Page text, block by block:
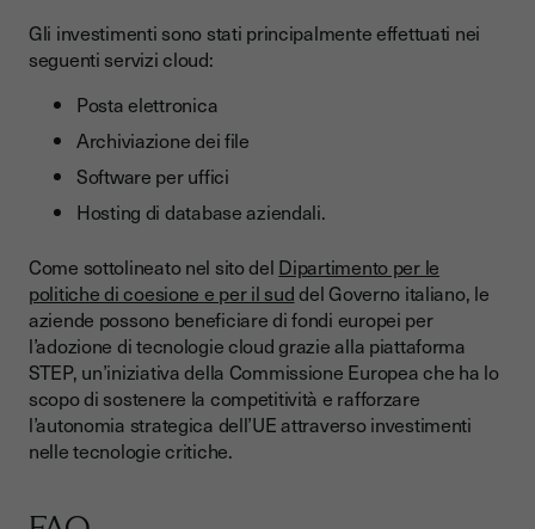
Gli investimenti sono stati principalmente effettuati nei
seguenti servizi cloud:
Posta elettronica
Archiviazione dei file
Software per uffici
Hosting di database aziendali.
Come sottolineato nel sito del Dipartimento per le
politiche di coesione e per il suddel Governo italiano, le
aziende possono beneficiare di fondi europei per
l’adozione di tecnologie cloud grazie alla piattaforma
STEP, un’iniziativa della Commissione Europea che ha lo
scopo di sostenere la competitività e rafforzare
l’autonomia strategica dell’UE attraverso investimenti
nelle tecnologie critiche.